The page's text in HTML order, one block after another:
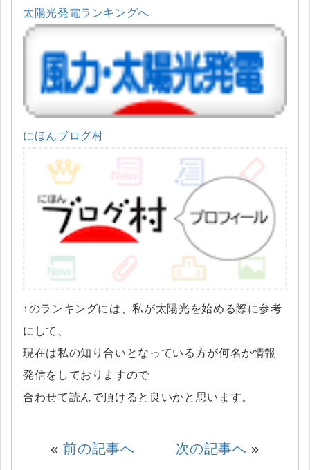
太陽光発電ランキングへ
にほんブログ村
↑のランキングには、私が太陽光を始める際に参考
にして、
現在は私の知り合いとなっている方が何名か情報
発信をしておりますので
合わせて読んで頂けると良いかと思います。
«前の記事へ 次の記事へ »